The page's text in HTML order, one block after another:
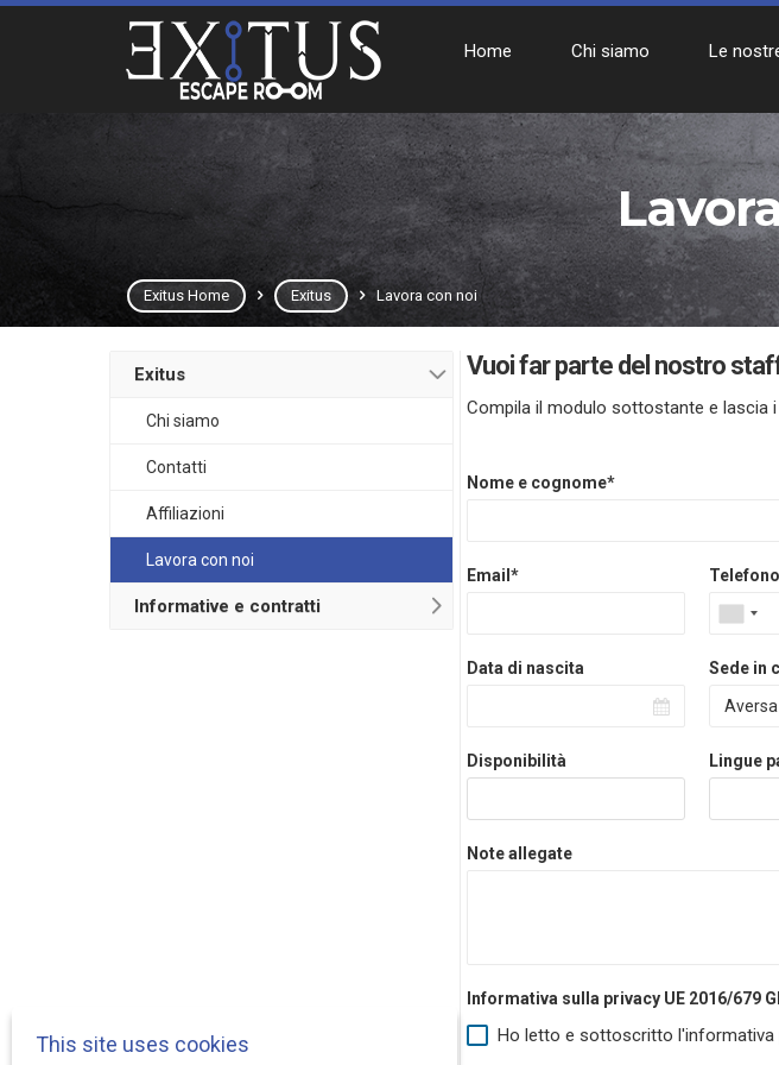
Home Chi siamo Le
Exitus Home Exitus Lavora con noi
Exitus
Chi siamo
Contatti
Affiliazioni
Lavora con noi
Informative e contratti
Vuoi far parte del nostro
Compila il modulo sottostante e lascia
Nome e cognome*
Email*
Data di nascita
Sede in
Aversa
Disponibilità Lingue
Note allegate
Informativa sulla privacy UE 2016/679
Ho letto e sottoscritto l'informativa
This site uses cookies